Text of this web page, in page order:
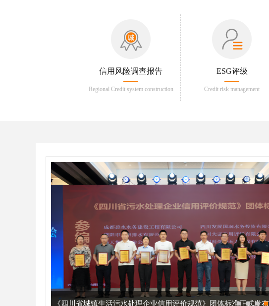
信用风险调查报告
Regional Credit system construction
ESG评级
Credit risk management
《四川省城镇生活污水处理企业信用评价规范》团体标准正式发布